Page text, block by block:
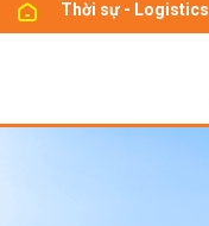
Thời sự - Logistics